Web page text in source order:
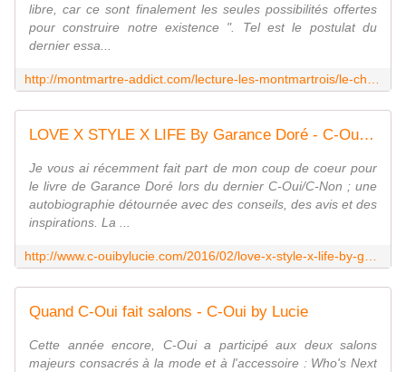
libre, car ce sont finalement les seules possibilités offertes
pour construire notre existence ". Tel est le postulat du
dernier essa...
LOVE X STYLE X LIFE By Garance Doré - C-Oui by Lucie
Je vous ai récemment fait part de mon coup de coeur pour
le livre de Garance Doré lors du dernier C-Oui/C-Non ; une
autobiographie détournée avec des conseils, des avis et des
inspirations. La ...
Quand C-Oui fait salons - C-Oui by Lucie
Cette année encore, C-Oui a participé aux deux salons
majeurs consacrés à la mode et à l'accessoire : Who's Next